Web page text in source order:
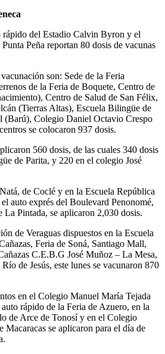
rápido del Estadio Calvin Byron y el
Peña reportan 80 dosis de vacunas
son: Sede de la Feria
de la Feria de Boquete, Centro de
Centro de Salud de San Félix,
(Tierras Altas), Escuela Bilingüe de
(Barú), Colegio Daniel Octavio Crespo
se colocaron 937 dosis.
560 dosis, de las cuales 340 dosis
de Parita, y 220 en el colegio José
de Coclé y en la Escuela República
auto exprés del Boulevard Penonomé,
La Pintada, se aplicaron 2,030 dosis.
de Veraguas dispuestos en la Escuela
Feria de Soná, Santiago Mall,
C.E.B.G José Muñoz – La Mesa,
de Jesús, este lunes se vacunaron 870
en el Colegio Manuel María Tejada
rápido de la Feria de Azuero, en la
de Arce de Tonosí y en el Colegio
se aplicaron para el día de